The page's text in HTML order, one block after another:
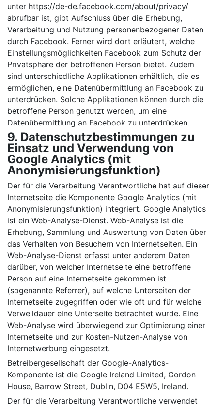
unter https://de-de.facebook.com/about/privacy/
abrufbar ist, gibt Aufschluss über die Erhebung,
Verarbeitung und Nutzung personenbezogener Daten
durch Facebook. Ferner wird dort erläutert, welche
Einstellungsmöglichkeiten Facebook zum Schutz der
Privatsphäre der betroffenen Person bietet. Zudem
sind unterschiedliche Applikationen erhältlich, die es
ermöglichen, eine Datenübermittlung an Facebook zu
unterdrücken. Solche Applikationen können durch die
betroffene Person genutzt werden, um eine
Datenübermittlung an Facebook zu unterdrücken.
9. Datenschutzbestimmungen zu
Einsatz und Verwendung von
Google Analytics (mit
Anonymisierungsfunktion)
Der für die Verarbeitung Verantwortliche hat auf dieser
Internetseite die Komponente Google Analytics (mit
Anonymisierungsfunktion) integriert. Google Analytics
ist ein Web-Analyse-Dienst. Web-Analyse ist die
Erhebung, Sammlung und Auswertung von Daten über
das Verhalten von Besuchern von Internetseiten. Ein
Web-Analyse-Dienst erfasst unter anderem Daten
darüber, von welcher Internetseite eine betroffene
Person auf eine Internetseite gekommen ist
(sogenannte Referrer), auf welche Unterseiten der
Internetseite zugegriffen oder wie oft und für welche
Verweildauer eine Unterseite betrachtet wurde. Eine
Web-Analyse wird überwiegend zur Optimierung einer
Internetseite und zur Kosten-Nutzen-Analyse von
Internetwerbung eingesetzt.
Betreibergesellschaft der Google-Analytics-
Komponente ist die Google Ireland Limited, Gordon
House, Barrow Street, Dublin, D04 E5W5, Ireland.
Der für die Verarbeitung Verantwortliche verwendet